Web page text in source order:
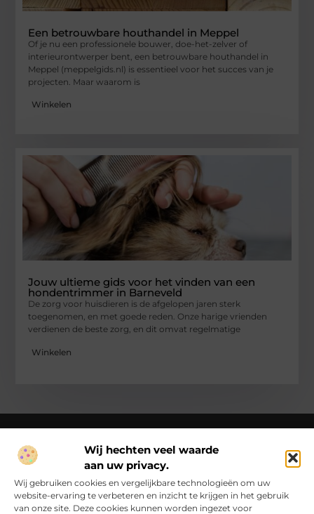
Wij hechten veel waarde
aan uw privacy.
Wij gebruiken cookies en vergelijkbare technologieën om uw
website-ervaring te verbeteren en inzicht te krijgen in het gebruik
van onze site. Deze cookies kunnen worden ingezet voor
Een betrouwbare houthandel in Meppel
Of je nu een professionele bouwer, doe-het-zelver of
interieurontwerper bent, een betrouwbare houthandel in
Meppel (meppelgids.nl) is essentieel voor het succes van je
projecten. Maar waarom is
Winkelen
Jouw ultieme gids voor het vinden van een
hondentrimmer in Barneveld
De zorg voor huisdieren is de afgelopen jaren sterk
toegenomen, en met goede reden. Onze harige vrienden
verdienen de beste zorg, en dit omvat regelmatige
Winkelen
Over Ck Producties
Ckproducties.nl – Verhalen die het dagelijks leven kleur
geven.
Ontdek, lees en laat je inspireren door een wereld vol
inzichten en ideeën!